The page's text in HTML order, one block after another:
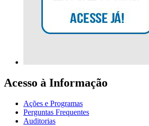
Acesso à Informação
Ações e Programas
Perguntas Frequentes
Auditorias